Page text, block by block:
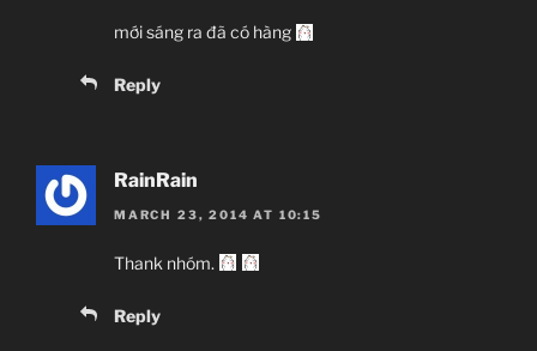
mới sáng ra đã có hàng
Reply
RainRain
MARCH 23, 2014 AT 10:15
Thank nhóm.
Reply